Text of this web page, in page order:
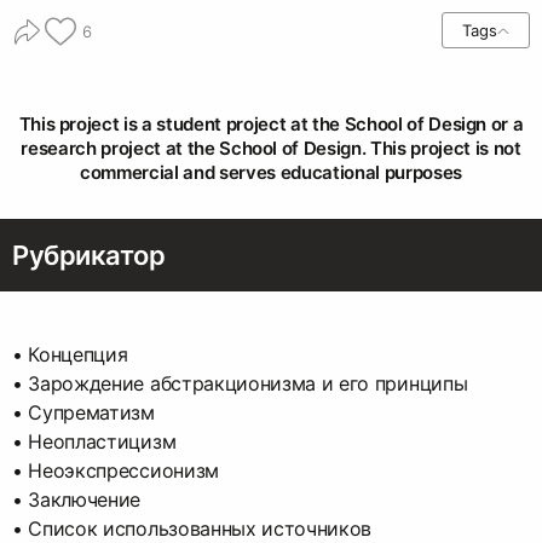
6 Tags
This project is a student project at the School of Design or a
research project at the School of Design. This project is not
commercial and serves educational purposes
Рубрикатор
• Концепция
• Зарождение абстракционизма и его принципы
• Супрематизм
• Неопластицизм
• Неоэкспрессионизм
• Заключение
• Список использованных источников